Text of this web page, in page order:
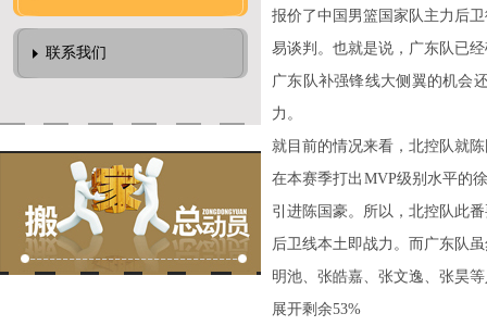
联系我们
报价了中国男篮国家队主力后
易谈判。也就是说，广东队已
广东队补强锋线大侧翼的机会
力。
就目前的情况来看，北控队就
在本赛季打出MVP级别水平的
引进陈国豪。所以，北控队此
后卫线本土即战力。而广东队
明池、张皓嘉、张文逸、张昊
展开剩余53%